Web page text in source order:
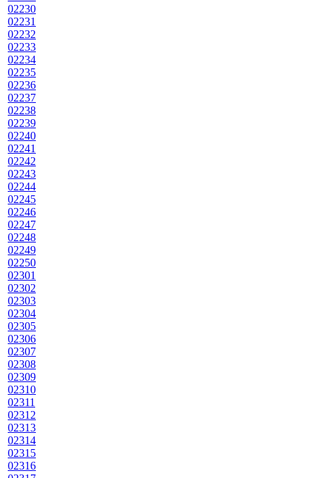
02230
02231
02232
02233
02234
02235
02236
02237
02238
02239
02240
02241
02242
02243
02244
02245
02246
02247
02248
02249
02250
02301
02302
02303
02304
02305
02306
02307
02308
02309
02310
02311
02312
02313
02314
02315
02316